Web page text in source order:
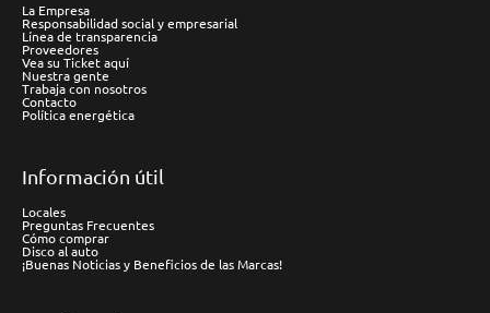
La Empresa
Responsabilidad social y empresarial
Línea de transparencia
Proveedores
Vea su Ticket aquí
Nuestra gente
Trabaja con nosotros
Contacto
Política energética
Información útil
Locales
Preguntas Frecuentes
Cómo comprar
Disco al auto
¡Buenas Noticias y Beneficios de las Marcas!